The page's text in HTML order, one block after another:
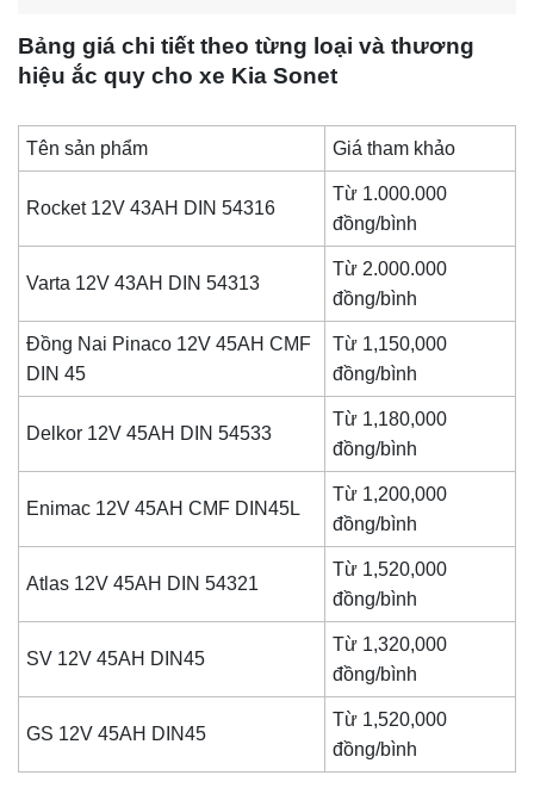
Bảng giá chi tiết theo từng loại và thương
hiệu ắc quy cho xe Kia Sonet
Tên sản phẩm Giá tham khảo
Rocket 12V 43AH DIN 54316
Từ 1.000.000
đồng/bình
Varta 12V 43AH DIN 54313
Từ 2.000.000
đồng/bình
Đồng Nai Pinaco 12V 45AH CMF
DIN 45
Từ 1,150,000
đồng/bình
Delkor 12V 45AH DIN 54533
Từ 1,180,000
đồng/bình
Enimac 12V 45AH CMF DIN45L
Từ 1,200,000
đồng/bình
Atlas 12V 45AH DIN 54321
Từ 1,520,000
đồng/bình
SV 12V 45AH DIN45
Từ 1,320,000
đồng/bình
GS 12V 45AH DIN45
Từ 1,520,000
đồng/bình